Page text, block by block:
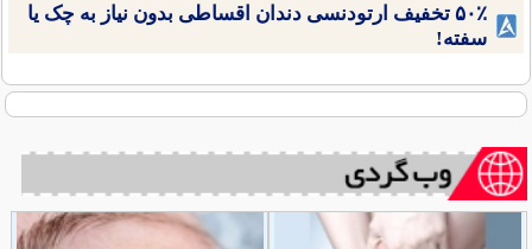
۵۰٪ تخفیف ارتودنسی دندان اقساطی بدون نیاز به چک یا
سفته!